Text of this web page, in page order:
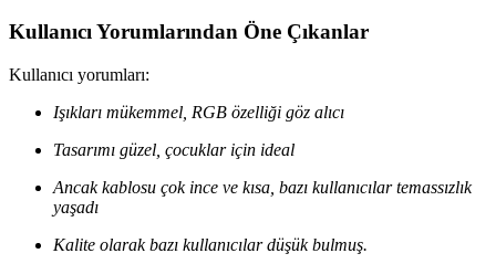
Kullanıcı Yorumlarından Öne Çıkanlar
Kullanıcı yorumları:
Işıkları mükemmel, RGB özelliği göz alıcı
Tasarımı güzel, çocuklar için ideal
Ancak kablosu çok ince ve kısa, bazı kullanıcılar temassızlık
yaşadı
Kalite olarak bazı kullanıcılar düşük bulmuş.